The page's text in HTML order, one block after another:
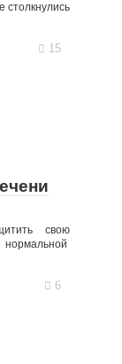
столкнулись
15
свою
нормальной
6